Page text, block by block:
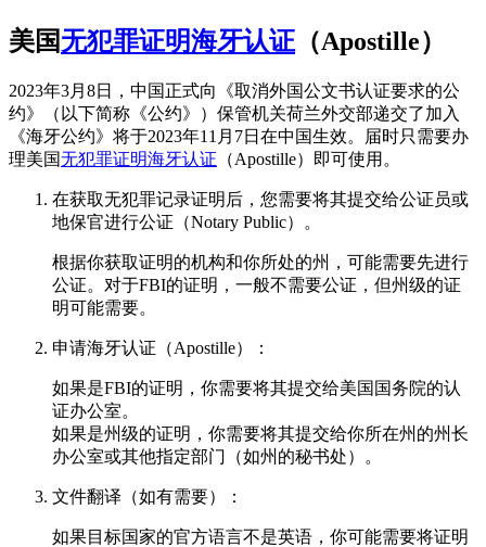
美国无犯罪证明海牙认证 （Apostille）
2023年3月8日，中国正式向《取消外国公文书认证要求的公
约》（以下简称《公约》）保管机关荷兰外交部递交了加入
《海牙公约》将于2023年11月7日在中国生效。届时只需要办
理美国无犯罪证明海牙认证 （Apostille）即可使用。
在获取无犯罪记录证明后，您需要将其提交给公证员或
地保官进行公证（Notary Public）。
根据你获取证明的机构和你所处的州，可能需要先进行
公证。对于FBI的证明，一般不需要公证，但州级的证
明可能需要。
申请海牙认证（Apostille）：
如果是FBI的证明，你需要将其提交给美国国务院的认
证办公室。
如果是州级的证明，你需要将其提交给你所在州的州长
办公室或其他指定部门（如州的秘书处）。
文件翻译（如有需要）：
如果目标国家的官方语言不是英语，你可能需要将证明